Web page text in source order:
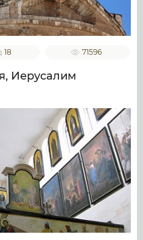
18 71596
Иерусалим